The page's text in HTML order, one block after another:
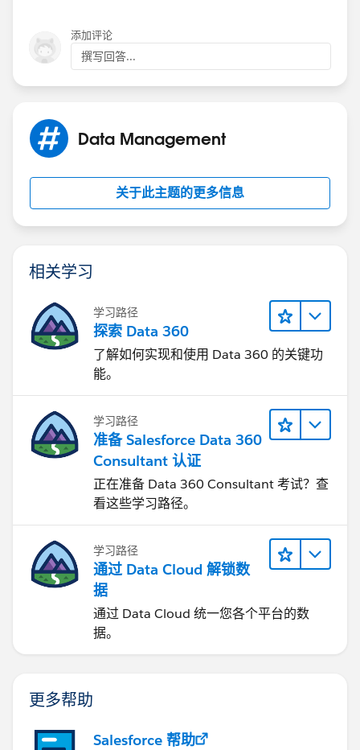
添加评论
撰写回答...
Data Management
关于此主题的更多信息
相关学习
学习路径
探索 Data 360
了解如何实现和使用 Data 360 的关键功
能。
学习路径
准备 Salesforce Data 360
Consultant 认证
正在准备 Data 360 Consultant 考试？查
看这些学习路径。
学习路径
通过 Data Cloud 解锁数
据
通过 Data Cloud 统一您各个平台的数
据。
更多帮助
Salesforce 帮助